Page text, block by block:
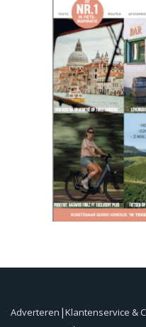
Adverteren Klantenservice &